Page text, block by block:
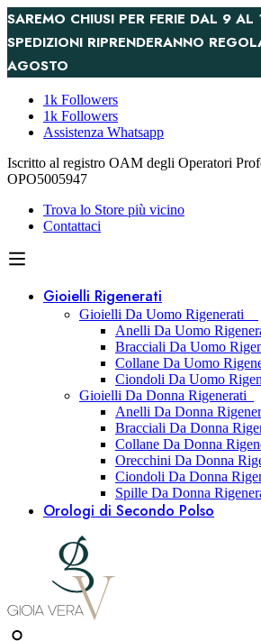
SAREMO CHIUSI PER FERIE DAL 9
SPEDIZIONI RIPRENDERANNO
AGOSTO
1k Followers
1k Followers
Assistenza Whatsapp
Iscritto al registro OAM degli Operatori
OPO5005947
Trova lo Store più vicino
Contattaci
Gioielli Rigenerati
Gioielli Da Uomo Rigenerati
Anelli Da Uomo
Bracciali Da Uomo
Collane Da Uomo
Ciondoli Da Uomo
Gioielli Da Donna Rigenerati
Anelli Da Donna
Bracciali Da Donna
Collane Da Donna
Orecchini Da Donna
Ciondoli Da Donna
Spille Da Donna
Orologi di Secondo Polso